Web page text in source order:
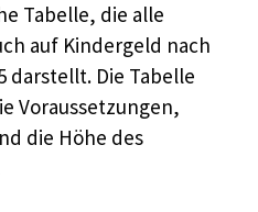
Tabelle, die alle
auf Kindergeld nach
darstellt. Die Tabelle
Voraussetzungen,
die Höhe des